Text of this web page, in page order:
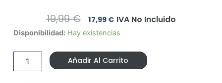
19,99€ El
Precio
Original
Era:
19,99 €.
17,99 €El
Precio
Actual
Es:
17,99 €.
IVA No Incluido
Disponibilidad: Hay existencias
Capa
blanca
02503/58
cantidad
Añadir Al Carrito